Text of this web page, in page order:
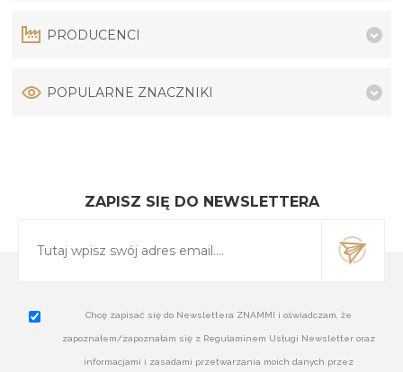
PRODUCENCI
POPULARNE ZNACZNIKI
ZAPISZ SIĘ DO NEWSLETTERA
Chcę zapisać się do Newslettera ZNAMMI i oświadczam, że
zapoznałem/zapoznałam się z Regulaminem Usługi Newsletter oraz
informacjami i zasadami przetwarzania moich danych przez